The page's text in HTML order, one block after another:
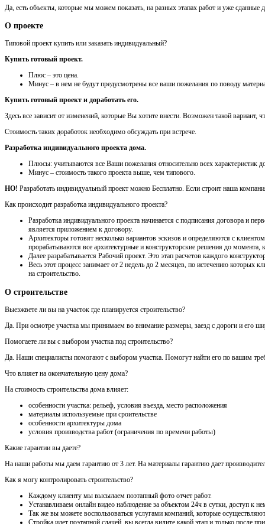
Да, есть объекты, которые мы можем показать, на разных этапах работ и уже сданные
О проекте
Типовой проект купить или заказать индивидуальный?
Купить готовый проект.
Плюс – это цена.
Минус – в нем не будут предусмотрены все ваши пожелания по поводу
Купить готовый проект и доработать его.
Здесь все зависит от изменений, которые Вы хотите внести. Возможен такой вариант,
Стоимость таких доработок необходимо обсуждать при встрече.
Разработка индивидуального проекта дома.
Плюсы: учитываются все Ваши пожелания относительно всех характеристик
Минус – стоимость такого проекта выше, чем типового.
НО! Разработать индивидуальный проект можно Бесплатно. Если строит наша
Как происходит разработка индивидуального проекта?
Разработка индивидуального проекта начинается с подписания договора и
является приложением к договору.
Архитекторы готовят несколько вариантов эскизов и определяются с
прорабатываются все архитектурные и конструкторские решения до момента,
Далее разрабатывается Рабочий проект. Это этап расчетов каждого
Весь этот процесс занимает от 2 недель до 2 месяцев, по истечению
на строительство.
О строительстве
Выезжвете ли вы на участок где планируется строительство?
Да. При осмотре участка мы принимаем во внимание размеры, заезд с дороги и его
Помогаете ли вы с выбором участка под строительство?
Да. Наши специалисты помогают с выбором участка. Помогут найти его по вашим
Что влияет на окончательную цену дома?
На стоимость строительства дома влияет:
особенности участка: рельеф, условия въезда, место расположения
материалы используемые при сроительстве
особенности архитектуры дома
условия производства работ (ограничения по времени работы)
Какие гарантии вы даете?
На наши работы мы даем гарантию от 3 лет. На материалы гарантию дает
Как я могу контролировать строительство?
Каждому клиенту мы высылаем поэтапный фото отчет работ.
Устанавливаем онлайн видео наблюдение за объектом 24ч в сутки, доступ к
Так же вы можете воспользоваться услугами компаний, которые
Стройка идет поэтапной сдачей, вы всегда видите какой этап и только